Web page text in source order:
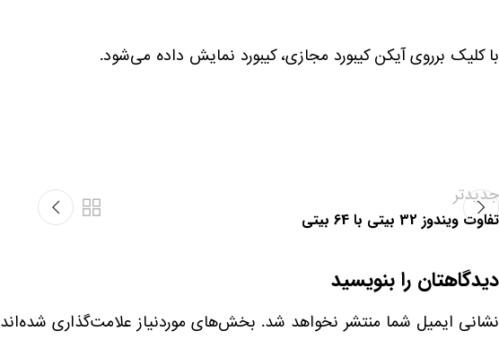
با کلیک برروی آیکن کیبورد مجازی، کیبورد نمایش داده می‌شود.
جدیدتر
تفاوت ویندوز 32 بیتی با 64 بیتی
دیدگاهتان را بنویسید
نشانی ایمیل شما منتشر نخواهد شد. بخش‌های موردنیاز علامت‌گذاری شده‌اند